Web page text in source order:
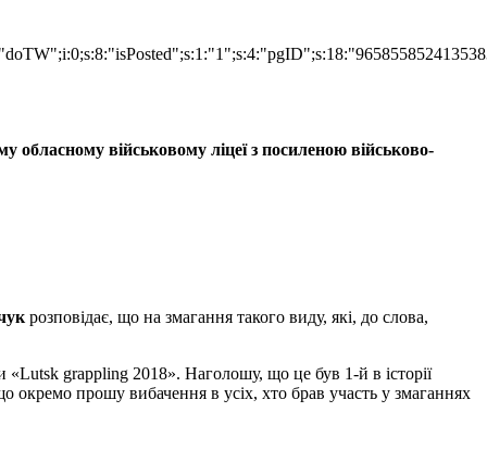
військовому ліцеї з посиленою військово-
розповідає, що на змагання такого виду, які, до слова,
«Lutsk grappling 2018». Наголошу, що це був 1-й в історії
окремо прошу вибачення в усіх, хто брав участь у змаганнях